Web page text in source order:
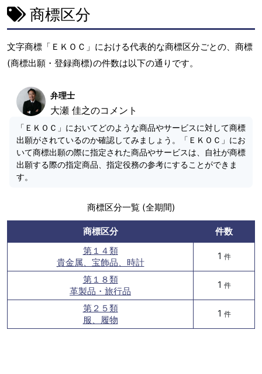
商標区分
文字商標「ＥＫＯＣ」における代表的な商標区分ごとの、商標
(商標出願・登録商標)の件数は以下の通りです。
弁理士
大瀬 佳之のコメント
「ＥＫＯＣ」においてどのような商品やサービスに対して商標
出願がされているのか確認してみましょう。「ＥＫＯＣ」にお
いて商標出願の際に指定された商品やサービスは、自社が商標
出願する際の指定商品、指定役務の参考にすることができま
す。
商標区分一覧 (全期間)
商標区分
件数
第１４類
貴金属、宝飾品、時計
1 件
第１８類
革製品・旅行品
1 件
第２５類
服、履物
1 件